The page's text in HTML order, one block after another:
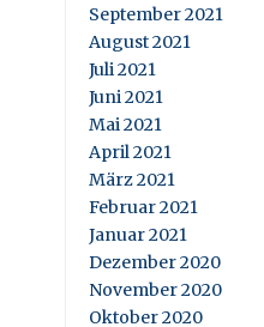
September 2021
August 2021
Juli 2021
Juni 2021
Mai 2021
April 2021
März 2021
Februar 2021
Januar 2021
Dezember 2020
November 2020
Oktober 2020